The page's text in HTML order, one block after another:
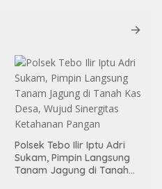
Polsek Tebo Ilir Iptu Adri
Sukam, Pimpin Langsung
Tanam Jagung di Tanah